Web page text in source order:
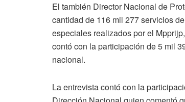
El también Director Nacional de
cantidad de 116 mil 277 servicios
especiales realizados por el
contó con la participación de 5 mil
nacional.
La entrevista contó con la